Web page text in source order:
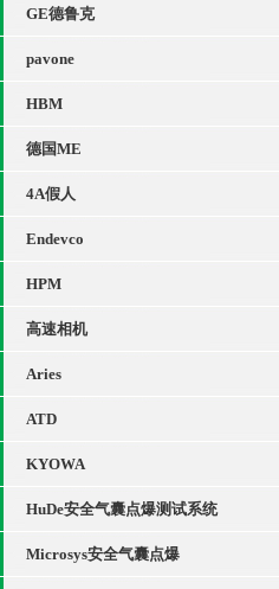
GE德鲁克
pavone
HBM
德国ME
4A假人
Endevco
HPM
高速相机
Aries
ATD
KYOWA
HuDe安全气囊点爆测试系统
Microsys安全气囊点爆